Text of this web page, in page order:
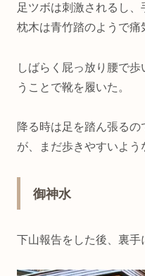
足ツボは刺激されるし
枕木は青竹踏のようで痛
しばらく屁っ放り腰で
うことで靴を履いた。
降る時は足を踏ん張る
が、まだ歩きやすいよう
御神水
下山報告をした後、裏